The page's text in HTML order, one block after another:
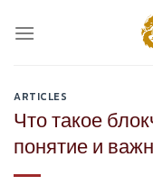
ARTICLES
Что такое
понятие и